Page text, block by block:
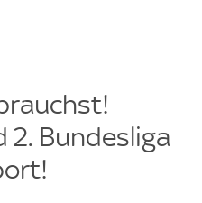
2. Bundesliga